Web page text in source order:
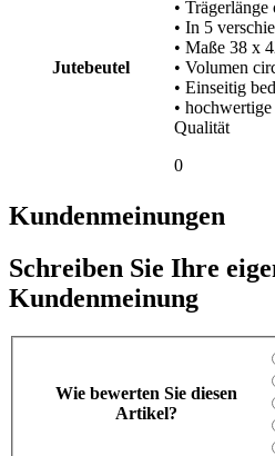
Jutebeutel
•
• In 5
• Maße 38 x
• Volumen
• Einseitig
•
Qualität
0
Kundenmeinungen
Schreiben Sie Ihre
Kundenmeinung
Wie bewerten Sie diesen
Artikel?